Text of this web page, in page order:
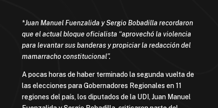
*Juan Manuel Fuenzalida y Sergio Bobadilla recordaron
que el actual bloque oficialista “aprovechó la violencia
para levantar sus banderas y propiciar la redacción del
mamarracho constitucional”.
A pocas horas de haber terminado la segunda vuelta de
las elecciones para Gobernadores Regionales en 11
regiones del país, los diputados de la UDI, Juan Manuel